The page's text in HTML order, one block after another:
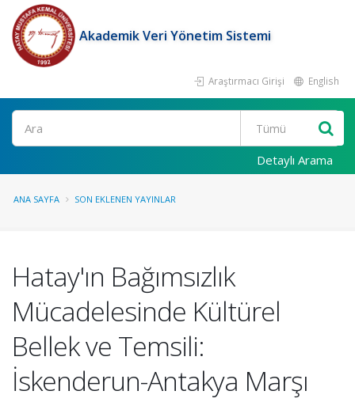
Akademik Veri Yönetim Sistemi
Araştırmacı Girişi English
Ara
Detaylı Arama
ANA SAYFA SON EKLENEN YAYINLAR
Hatay'ın Bağımsızlık
Mücadelesinde Kültürel
Bellek ve Temsili:
İskenderun-Antakya Marşı